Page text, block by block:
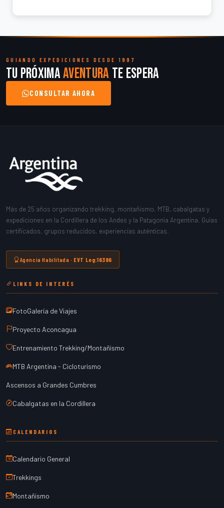
GUIANDO EXPEDICIONES DESDE 1997
Tu próximaaventura te espera
CONSULTAR AHORA
Más de 25 años organizando trekking, montañismo, MTB, cabalgatas y
expediciones en la Cordillera de los Andes y la Patagonia Argentina. Guías
certificados, grupos reducidos, experiencias auténticas.
Agencia Habilitada · EVT Leg:16396
LINKS DE INTERÉS
FotoGalería de Viajes
Proyecto Aconcagua
Entrenamiento Trekking/Montañismo
MTB Argentina - Cicloturismo
Ascensos a Grandes Cumbres
Cabalgatas en la Cordillera
CALENDARIOS
Calendario General
Trekkings
Montañismo